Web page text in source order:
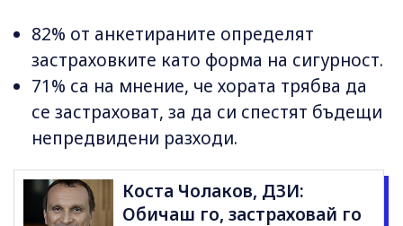
82% от анкетираните определят
застраховките като форма на сигурност.
71% са на мнение, че хората трябва да
се застраховат, за да си спестят бъдещи
непредвидени разходи.
Коста Чолаков, ДЗИ:
Обичаш го, застраховай го